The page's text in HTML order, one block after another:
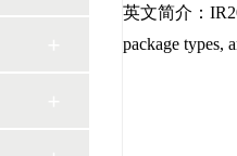
英文简介：
package types,